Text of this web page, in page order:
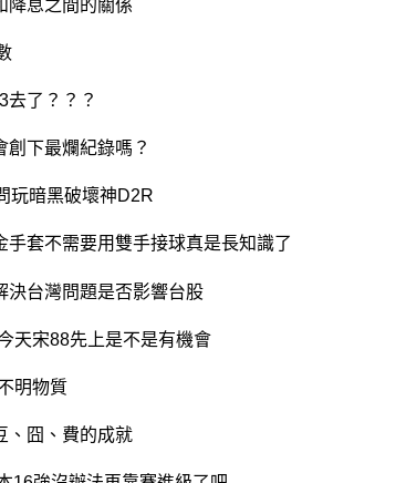
降息之間的關係
去了？？？
創下最爛紀錄嗎？
玩暗黑破壞神D2R
套不需要用雙手接球真是長知識了
決台灣問題是否影響台股
天宋88先上是不是有機會
明物質
、囧、費的成就